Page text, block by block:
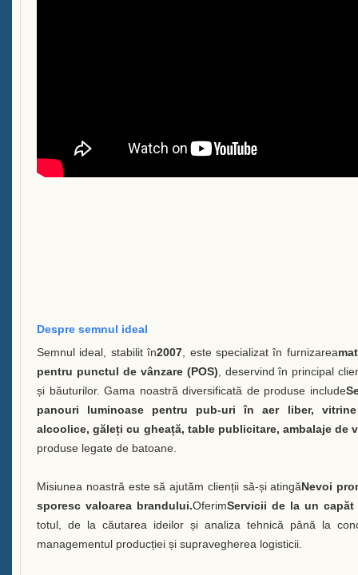
Găleata cu gheață LED Case B
Contactează-ne
Despre semnul ideal
Semnul ideal, stabilit în2007 , este specializat în furnizarea
pentru punctul de vânzare (POS) , deservind în principal
și băuturilor. Gama noastră diversificată de produse include
panouri luminoase pentru pub-uri în aer liber,
alcoolice, găleți cu gheață, table publicitare, ambalaje de
produse legate de batoane.
Misiunea noastră este să ajutăm clienții să-și atingăNevoi
sporesc valoarea brandului.OferimServicii de la un
totul, de la căutarea ideilor și analiza tehnică până la
managementul producției și supravegherea logisticii.